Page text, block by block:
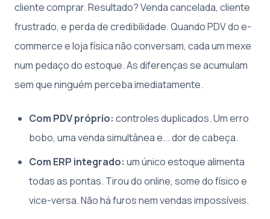
cliente comprar. Resultado? Venda cancelada, cliente
frustrado, e perda de credibilidade. Quando PDV do e-
commerce e loja física não conversam, cada um mexe
num pedaço do estoque. As diferenças se acumulam
sem que ninguém perceba imediatamente.
Com PDV próprio: controles duplicados. Um erro
bobo, uma venda simultânea e... dor de cabeça.
Com ERP integrado: um único estoque alimenta
todas as pontas. Tirou do online, some do físico e
vice-versa. Não há furos nem vendas impossíveis.